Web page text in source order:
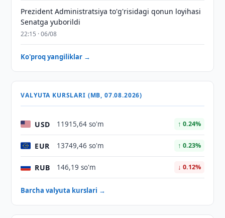
Prezident Administratsiya to'g'risidagi qonun loyihasi
Senatga yuborildi
22:15 · 06/08
Ko'proq yangiliklar →
VALYUTA KURSLARI (MB, 07.08.2026)
USD 11915,64 so'm ↑ 0.24%
EUR 13749,46 so'm ↑ 0.23%
RUB 146,19 so'm ↓ 0.12%
Barcha valyuta kurslari →